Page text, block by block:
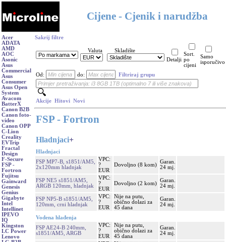
Cijene - Cjenik i narudžba
Acer
ADATA
AMD
AOC
Asonic
Asus
Commercial
Asus
Consumer
Asus Open
System
Avacom
BatterX
Canon B2B
Canon foto-
video
Canon OPP
C-Lion
Creality
EVTrip
Fractal
Design
F-Secure
FSP -
Fortron
Fujitsu
Gainward
Genesis
Genius
Gigabyte
Intel
Intellinet
IPEVO
IQ
Kingston
LC Power
Lenovo
Sakrij filtre
Valuta
Skladište
Detalji
Sort.
po
cijeni
Samo
isporučivo
Od: do: Filtriraj grupu
Akcije Hitovi Novi
FSP - Fortron
Hladnjaci+
Hladnjaci
FSP MP7-B, s1851/AM5,
2x120mm hladnjak
VPC:
?
EUR
Dovoljno (8 kom)
Garan.
24 mj.
FSP NE5 s1851/AM5,
ARGB 120mm, hladnjak
VPC:
?
EUR
Dovoljno (2 kom)
Garan.
24 mj.
FSP NP5-B s1851/AM5,
120mm, crni hladnjak
VPC:
?
EUR
Nije na putu,
obično dolazi za
45 dana
Garan.
24 mj.
Vodena hlađenja
FSP AE24-B 240mm,
s1851/AM5, ARGB
VPC:
?
EUR
Nije na putu,
obično dolazi za
45 dana
Garan.
24 mj.